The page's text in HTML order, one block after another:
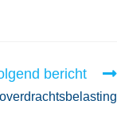
bericht